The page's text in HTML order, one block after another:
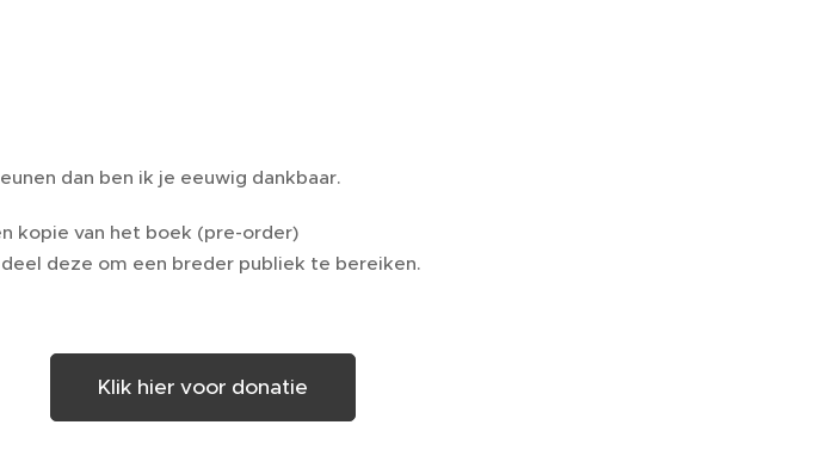
dan ben ik je eeuwig dankbaar.
kopie van het boek (pre-order)
deze om een breder publiek te bereiken.
Klik hier voor donatie